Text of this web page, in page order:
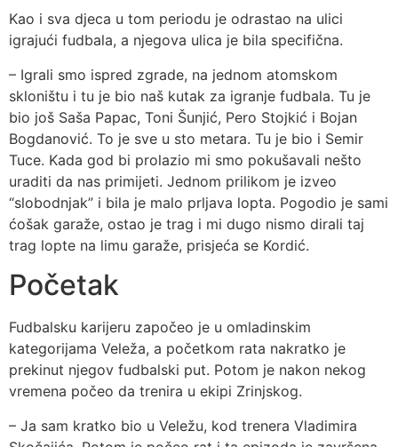
Kao i sva djeca u tom periodu je odrastao na ulici
igrajući fudbala, a njegova ulica je bila specifična.
– Igrali smo ispred zgrade, na jednom atomskom
skloništu i tu je bio naš kutak za igranje fudbala. Tu je
bio još Saša Papac, Toni Šunjić, Pero Stojkić i Bojan
Bogdanović. To je sve u sto metara. Tu je bio i Semir
Tuce. Kada god bi prolazio mi smo pokušavali nešto
uraditi da nas primijeti. Jednom prilikom je izveo
“slobodnjak” i bila je malo prljava lopta. Pogodio je sami
ćošak garaže, ostao je trag i mi dugo nismo dirali taj
trag lopte na limu garaže, prisjeća se Kordić.
Početak
Fudbalsku karijeru započeo je u omladinskim
kategorijama Veleža, a početkom rata nakratko je
prekinut njegov fudbalski put. Potom je nakon nekog
vremena počeo da trenira u ekipi Zrinjskog.
– Ja sam kratko bio u Veležu, kod trenera Vladimira